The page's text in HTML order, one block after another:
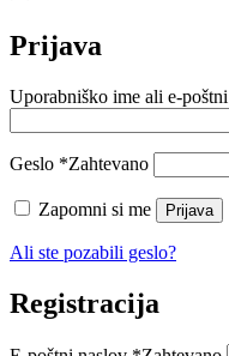
Prijava
Uporabniško ime ali e-
Geslo *Zahtevano
Zapomni si me Prijava
Ali ste pozabili geslo?
Registracija